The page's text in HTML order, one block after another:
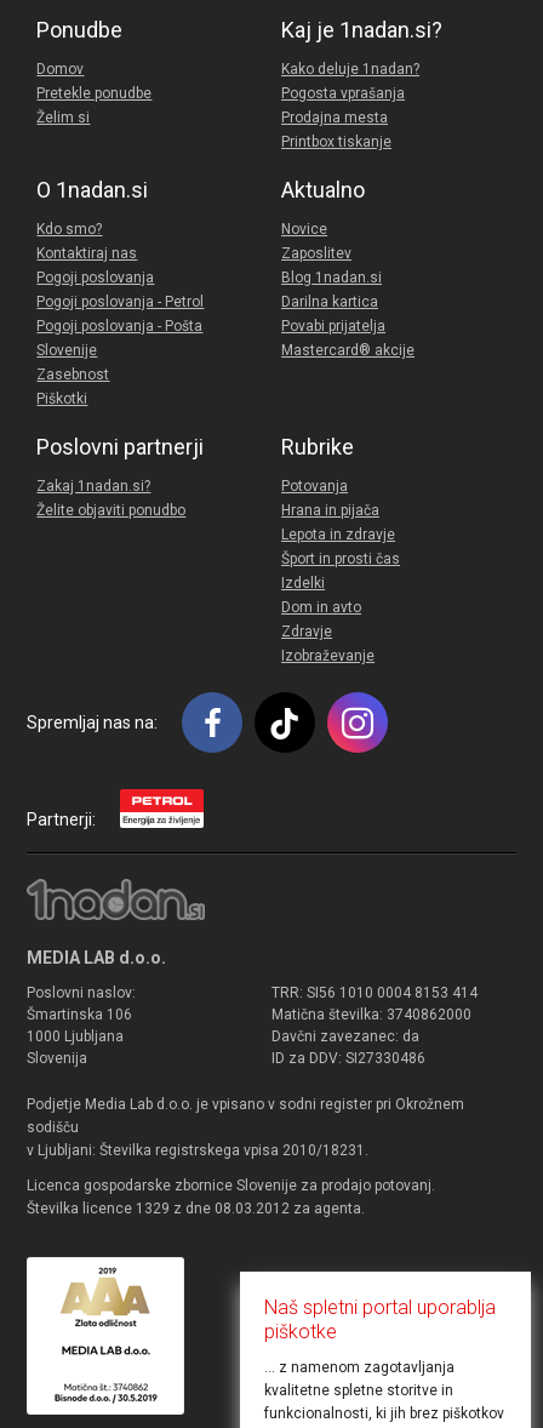
Ponudbe
Domov
Pretekle ponudbe
Želim si
Kaj je 1nadan.si?
Kako deluje 1nadan?
Pogosta vprašanja
Prodajna mesta
Printbox tiskanje
O 1nadan.si
Kdo smo?
Kontaktiraj nas
Pogoji poslovanja
Pogoji poslovanja - Petrol
Pogoji poslovanja - Pošta
Slovenije
Zasebnost
Piškotki
Aktualno
Novice
Zaposlitev
Blog 1nadan.si
Darilna kartica
Povabi prijatelja
Mastercard® akcije
Poslovni partnerji
Zakaj 1nadan.si?
Želite objaviti ponudbo
Rubrike
Potovanja
Hrana in pijača
Lepota in zdravje
Šport in prosti čas
Izdelki
Dom in avto
Zdravje
Izobraževanje
Spremljaj nas na:
Partnerji:
MEDIA LAB d.o.o.
Poslovni naslov:
Šmartinska 106
1000 Ljubljana
Slovenija
TRR: SI56 1010 0004 8153 414
Matična številka: 3740862000
Davčni zavezanec: da
ID za DDV: SI27330486
Podjetje Media Lab d.o.o. je vpisano v sodni register pri Okrožnem
sodišču
v Ljubljani: Številka registrskega vpisa 2010/18231.
Licenca gospodarske zbornice Slovenije za prodajo potovanj.
Številka licence 1329 z dne 08.03.2012 za agenta.
Naš spletni portal uporablja
piškotke
... z namenom zagotavljanja
kvalitetne spletne storitve in
funkcionalnosti, ki jih brez piškotkov